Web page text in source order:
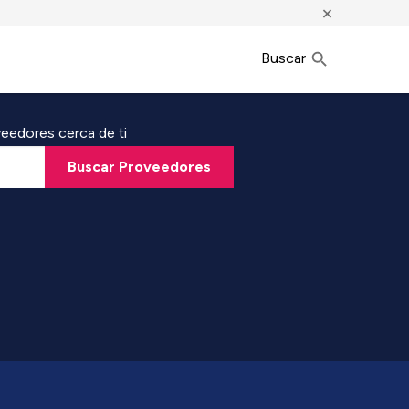
×
Buscar
cerca de ti
Buscar Proveedores